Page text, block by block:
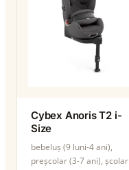
Cybex Anoris T2 i-
Size
bebeluș (9 luni-4 ani),
preșcolar (3-7 ani), școlar